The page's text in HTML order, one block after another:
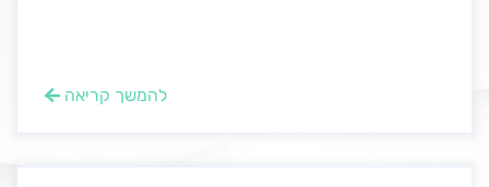
להמשך קריאה